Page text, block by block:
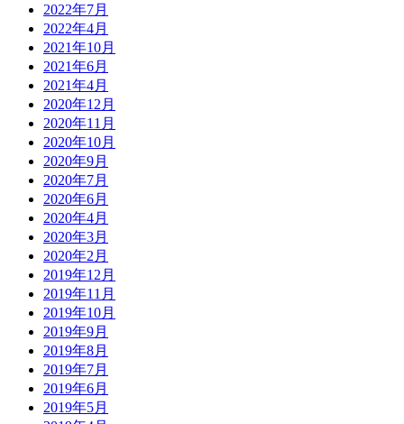
2022年7月
2022年4月
2021年10月
2021年6月
2021年4月
2020年12月
2020年11月
2020年10月
2020年9月
2020年7月
2020年6月
2020年4月
2020年3月
2020年2月
2019年12月
2019年11月
2019年10月
2019年9月
2019年8月
2019年7月
2019年6月
2019年5月